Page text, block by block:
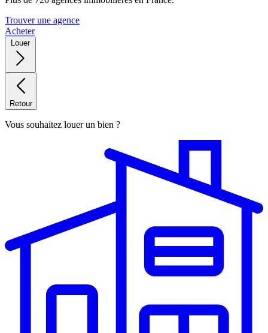
Trouver une agence
Acheter
Louer
Retour
Vous souhaitez louer un bien ?